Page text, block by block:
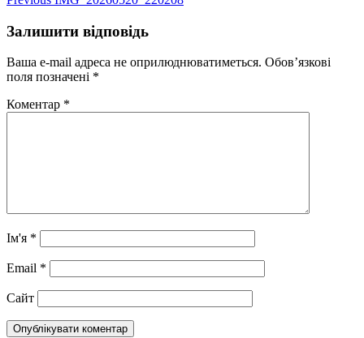
записів
Залишити відповідь
Ваша e-mail адреса не оприлюднюватиметься. Обов’язкові
поля позначені *
Коментар *
Ім'я *
Email *
Сайт